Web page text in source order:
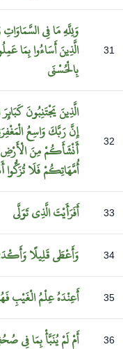
31
وَلِلَّهِمَافِيالسَّمَاوَاتِ
الَّذِينَأَسَاءُوابِمَا
بِالْحُسْنَى
32
الَّذِينَيَجْتَنِبُونَكَبَائِرَ
إِنَّرَبَّكَوَاسِعُ
أَنْشَأَكُمْمِنَالْأَرْضِ
أُمَّهَاتِكُمْفَلَاتُزَكُّوا
33 أَفَرَأَيْتَالَّذِيتَوَلَّى
34 وَأَعْطَىقَلِيلًا
35 أَعِنْدَهُعِلْمُالْغَيْبِ
36 أَمْلَمْيُنَبَّأْبِمَافِي